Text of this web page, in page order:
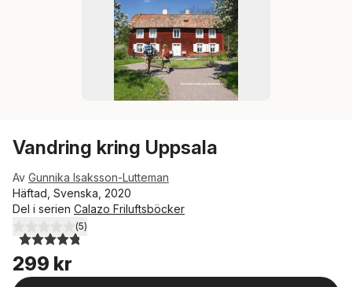
Vandring kring Uppsala
Av Gunnika Isaksson-Lutteman
Häftad, Svenska, 2020
Del i serien Calazo Friluftsböcker
4,8utav 5 stjärnor. Totalt antal röster:
(5)
299 kr